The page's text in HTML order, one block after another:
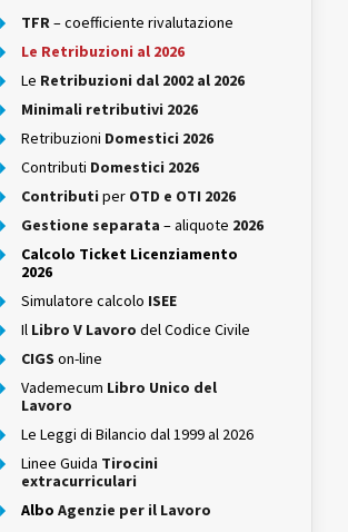
TFR– coefficiente rivalutazione
Le Retribuzioni al 2026
Le Retribuzioni dal 2002 al 2026
Minimali retributivi 2026
Retribuzioni Domestici 2026
Contributi Domestici 2026
Contributi per OTD e OTI 2026
Gestione separata – aliquote 2026
Calcolo Ticket Licenziamento
2026
Simulatore calcolo ISEE
Il Libro V Lavoro del Codice Civile
CIGS on-line
Vademecum Libro Unico del
Lavoro
Le Leggi di Bilancio dal 1999 al 2026
Linee Guida Tirocini
extracurriculari
Albo Agenzie per il Lavoro